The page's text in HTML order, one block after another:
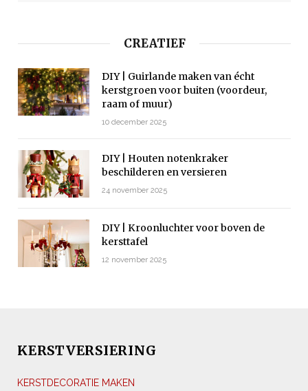
CREATIEF
DIY | Guirlande maken van écht
kerstgroen voor buiten (voordeur,
raam of muur)
10 december 2025
DIY | Houten notenkraker
beschilderen en versieren
24 november 2025
DIY | Kroonluchter voor boven de
kersttafel
12 november 2025
KERSTVERSIERING
KERSTDECORATIE MAKEN